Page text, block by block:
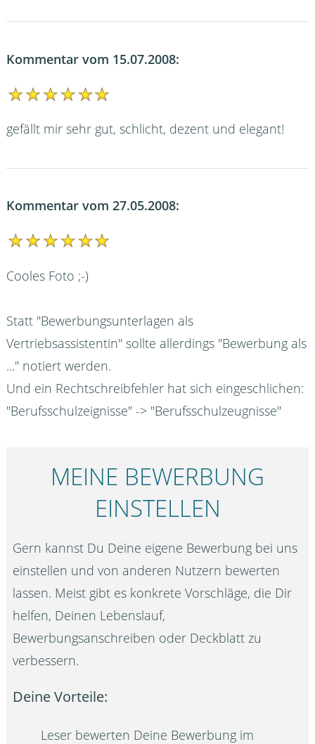
Kommentar vom 15.07.2008:
gefällt mir sehr gut, schlicht, dezent und elegant!
Kommentar vom 27.05.2008:
Cooles Foto ;-)
Statt "Bewerbungsunterlagen als
Vertriebsassistentin" sollte allerdings "Bewerbung als
..." notiert werden.
Und ein Rechtschreibfehler hat sich eingeschlichen:
"Berufsschulzeignisse" -> "Berufsschulzeugnisse"
MEINE BEWERBUNG
EINSTELLEN
Gern kannst Du Deine eigene Bewerbung bei uns
einstellen und von anderen Nutzern bewerten
lassen. Meist gibt es konkrete Vorschläge, die Dir
helfen, Deinen Lebenslauf,
Bewerbungsanschreiben oder Deckblatt zu
verbessern.
Deine Vorteile:
Leser bewerten Deine Bewerbung im